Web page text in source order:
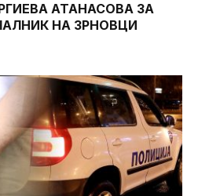
АТАНАСОВА ЗА
НА ЗРНОВЦИ